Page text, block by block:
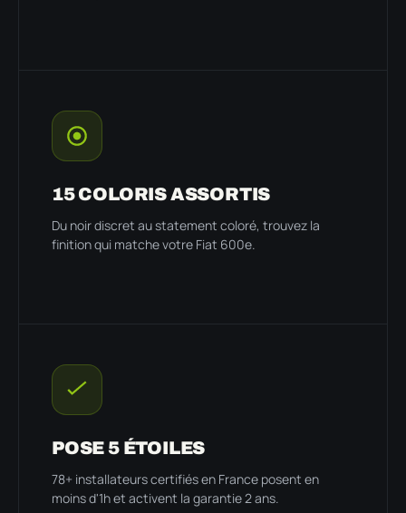
15 COLORIS ASSORTIS
Du noir discret au statement coloré, trouvez la
finition qui matche votre Fiat 600e.
POSE 5 ÉTOILES
78+ installateurs certifiés en France posent en
moins d'1h et activent la garantie 2 ans.